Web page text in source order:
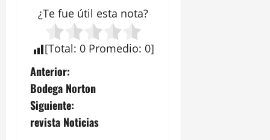
¿Te fue útil esta nota?
[Total: 0 Promedio: 0]
N
a
v
Anterior:
Bodega Norton
Siguiente:
revista Noticias